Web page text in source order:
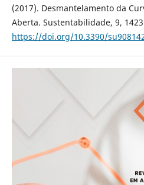
(2017). Desmantelamento da
Aberta. Sustentabilidade, 9,
https://doi.org/10.3390/